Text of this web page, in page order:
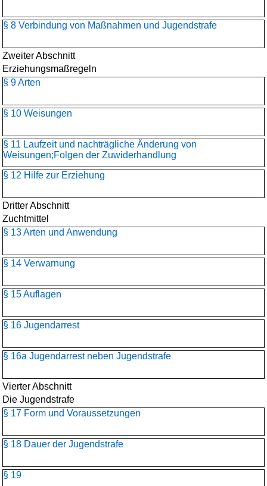
§ 8 Verbindung von Maßnahmen und Jugendstrafe
Zweiter Abschnitt
Erziehungsmaßregeln
§ 9 Arten
§ 10 Weisungen
§ 11 Laufzeit und nachträgliche Änderung von
Weisungen;Folgen der Zuwiderhandlung
§ 12 Hilfe zur Erziehung
Dritter Abschnitt
Zuchtmittel
§ 13 Arten und Anwendung
§ 14 Verwarnung
§ 15 Auflagen
§ 16 Jugendarrest
§ 16a Jugendarrest neben Jugendstrafe
Vierter Abschnitt
Die Jugendstrafe
§ 17 Form und Voraussetzungen
§ 18 Dauer der Jugendstrafe
§ 19